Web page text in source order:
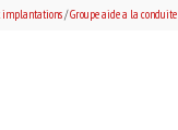
implantations/Groupe aide a la conduite